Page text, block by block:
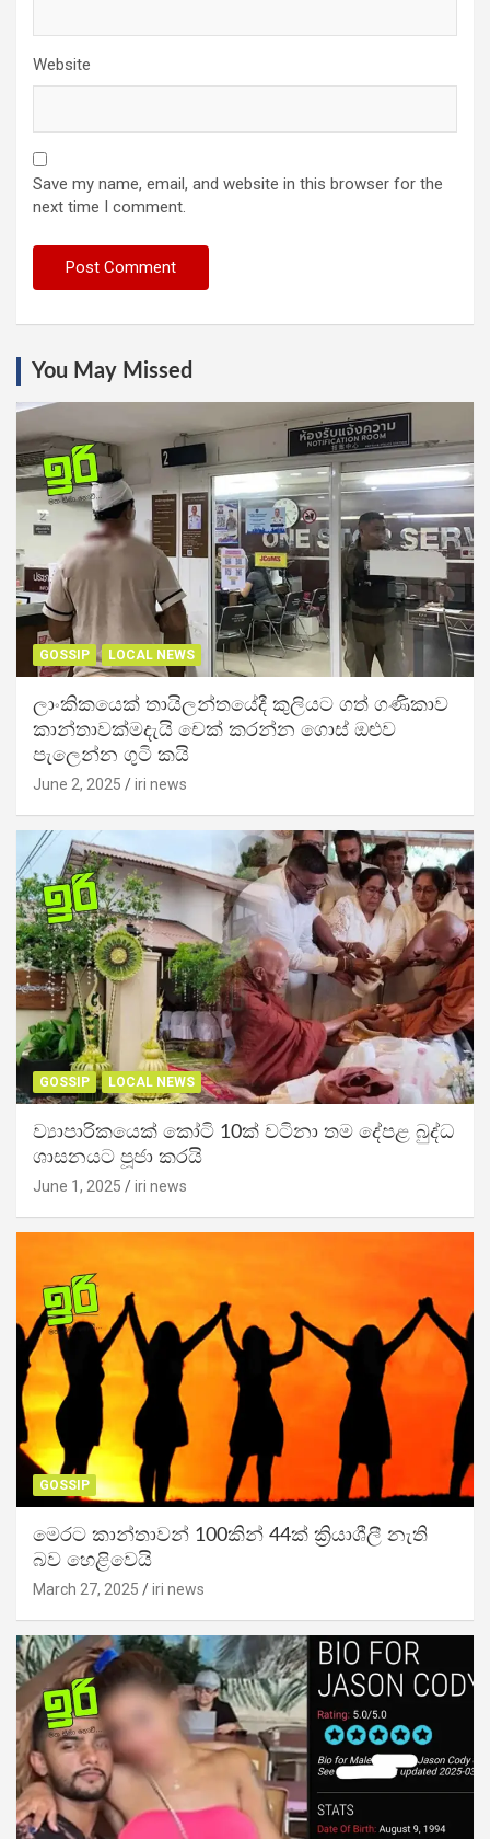
Website
Save my name, email, and website in this browser for the
next time I comment.
You May Missed
GOSSIP LOCAL NEWS
ලාංකිකයෙක් තායිලන්තයේදී කුලියට ගත් ගණිකාව
කාන්තාවක්මදැයි චෙක් කරන්න ගොස් ඔළුව
පැලෙන්න ගුටි කයි
June 2, 2025 iri news
GOSSIP LOCAL NEWS
ව්‍යාපාරිකයෙක් කෝටි 10ක් වටිනා තම දේපළ බුද්ධ
ශාසනයට පූජා කරයි
June 1, 2025 iri news
GOSSIP
මෙරට කාන්තාවන් 100කින් 44ක් ක්‍රියාශීලී නැති
බව හෙළිවෙයි
March 27, 2025 iri news